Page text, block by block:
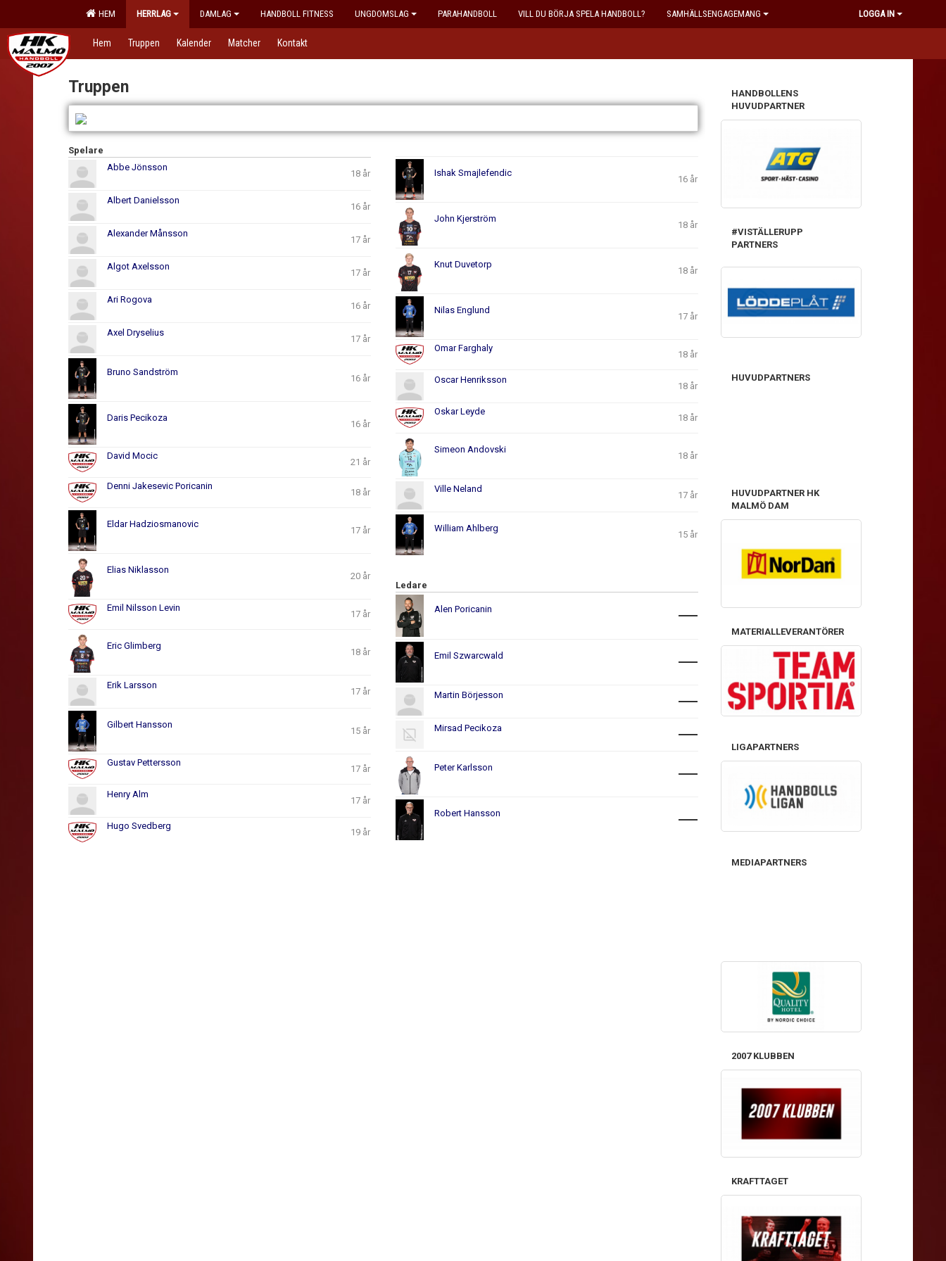
HEM HERRLAG DAMLAG HANDBOLL FITNESS UNGDOMSLAG PARAHANDBOLL VILL DU BÖRJA SPELA HANDBOLL? SAMHÄLLSENGAGEMANG LOGGA IN
Hem Truppen Kalender Matcher Kontakt
Truppen
Spelare
Abbe Jönsson
18 år
Albert Danielsson
16 år
Alexander Månsson
17 år
Algot Axelsson
17 år
Ari Rogova
16 år
Axel Dryselius
17 år
Bruno Sandström
16 år
Daris Pecikoza
16 år
David Mocic
21 år
Denni Jakesevic Poricanin
18 år
Eldar Hadziosmanovic
17 år
Elias Niklasson
20 år
Emil Nilsson Levin
17 år
Eric Glimberg
18 år
Erik Larsson
17 år
Gilbert Hansson
15 år
Gustav Pettersson
17 år
Henry Alm
17 år
Hugo Svedberg
19 år
Ishak Smajlefendic
16 år
John Kjerström
18 år
Knut Duvetorp
18 år
Nilas Englund
17 år
Omar Farghaly
18 år
Oscar Henriksson
18 år
Oskar Leyde
18 år
Simeon Andovski
18 år
Ville Neland
17 år
William Ahlberg
15 år
Ledare
Alen Poricanin
Emil Szwarcwald
Martin Börjesson
Mirsad Pecikoza
Peter Karlsson
Robert Hansson
HANDBOLLENS
HUVUDPARTNER
#VISTÄLLERUPP
PARTNERS
HUVUDPARTNERS
HUVUDPARTNER HK
MALMÖ DAM
MATERIALLEVERANTÖRER
LIGAPARTNERS
MEDIAPARTNERS
2007 KLUBBEN
KRAFTTAGET